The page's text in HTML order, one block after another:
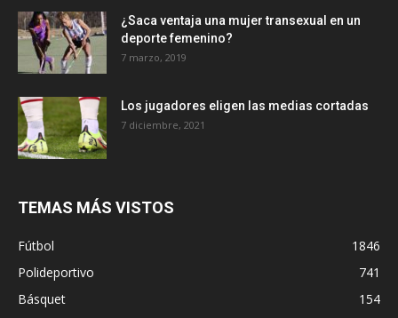
¿Saca ventaja una mujer transexual en un
deporte femenino?
7 marzo, 2019
Los jugadores eligen las medias cortadas
7 diciembre, 2021
TEMAS MÁS VISTOS
Fútbol
1846
Polideportivo
741
Básquet
154